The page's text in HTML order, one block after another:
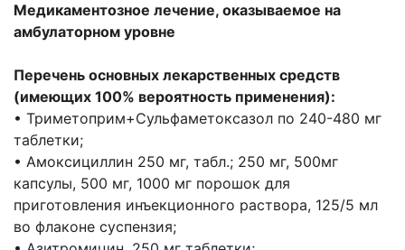
Медикаментозное лечение, оказываемое на
амбулаторном уровне
Перечень основных лекарственных средств
(имеющих 100% вероятность применения):
• Триметоприм+Сульфаметоксазол по 240-480 мг
таблетки;
• Амоксициллин 250 мг, табл.; 250 мг, 500мг
капсулы, 500 мг, 1000 мг порошок для
приготовления инъекционного раствора, 125/5 мл
во флаконе суспензия;